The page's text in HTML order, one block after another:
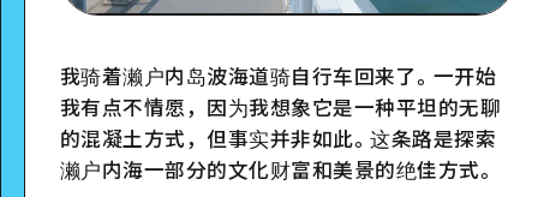
我骑着濑户内岛波海道骑自行车回来了。一开始
我有点不情愿，因为我想象它是一种平坦的无聊
的混凝土方式，但事实并非如此。这条路是探索
濑户内海一部分的文化财富和美景的绝佳方式。